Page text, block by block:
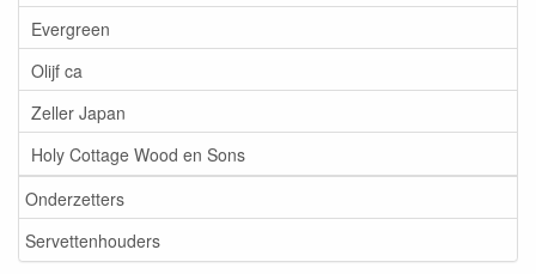
Evergreen
Olijf ca
Zeller Japan
Holy Cottage Wood en Sons
Onderzetters
Servettenhouders